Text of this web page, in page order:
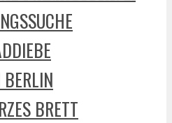
BRETT